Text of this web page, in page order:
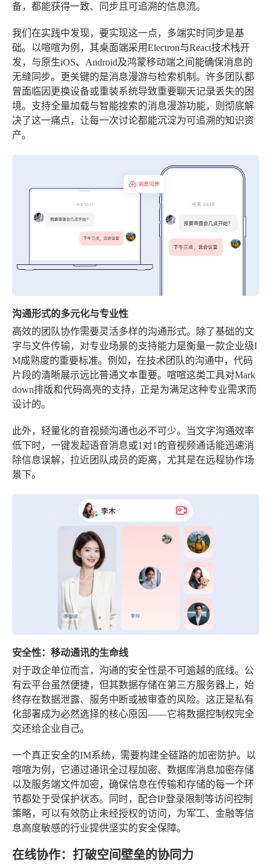
备，都能获得一致、同步且可追溯的信息流。
我们在实践中发现，要实现这一点，多端实时同步是基
础。以喧喧为例，其桌面端采用Electron与React技术栈开
发，与原生iOS、Android及鸿蒙移动端之间能确保消息的
无缝同步。更关键的是消息漫游与检索机制。许多团队都
曾面临因更换设备或重装系统导致重要聊天记录丢失的困
境。支持全量加载与智能搜索的消息漫游功能，则彻底解
决了这一痛点，让每一次讨论都能沉淀为可追溯的知识资
产。
沟通形式的多元化与专业性
高效的团队协作需要灵活多样的沟通形式。除了基础的文
字与文件传输，对专业场景的支持能力是衡量一款企业级I
M成熟度的重要标准。例如，在技术团队的沟通中，代码
片段的清晰展示远比普通文本重要。喧喧这类工具对Mark
down排版和代码高亮的支持，正是为满足这种专业需求而
设计的。
此外，轻量化的音视频沟通也必不可少。当文字沟通效率
低下时，一键发起语音消息或1对1的音视频通话能迅速消
除信息误解，拉近团队成员的距离，尤其是在远程协作场
景下。
安全性：移动通讯的生命线
对于政企单位而言，沟通的安全性是不可逾越的底线。公
有云平台虽然便捷，但其数据存储在第三方服务器上，始
终存在数据泄露、服务中断或被审查的风险。这正是私有
化部署成为必然选择的核心原因——它将数据控制权完全
交还给企业自己。
一个真正安全的IM系统，需要构建全链路的加密防护。以
喧喧为例，它通过通讯全过程加密、数据库消息加密存储
以及服务端文件加密，确保信息在传输和存储的每一个环
节都处于受保护状态。同时，配合IP登录限制等访问控制
策略，可以有效防止未经授权的访问，为军工、金融等信
息高度敏感的行业提供坚实的安全保障。
在线协作：打破空间壁垒的协同力